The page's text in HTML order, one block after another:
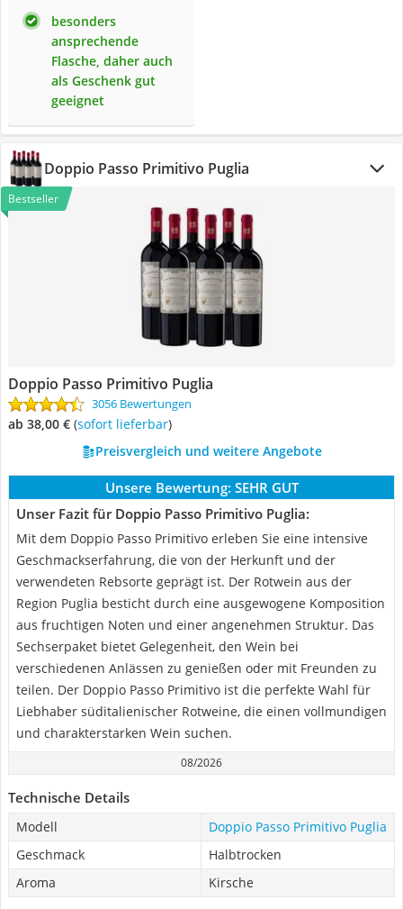
besonders
ansprechende
Flasche, daher auch
als Geschenk gut
geeignet
Doppio Passo Primitivo Puglia
Bestseller
Doppio Passo Primitivo Puglia
3056 Bewertungen
ab 38,00 € ( Sofort lieferbar)
Preisvergleich und weitere Angebote
Unsere Bewertung: SEHR GUT
Unser Fazit für Doppio Passo Primitivo Puglia:
Mit dem Doppio Passo Primitivo erleben Sie eine intensive
Geschmackserfahrung, die von der Herkunft und der
verwendeten Rebsorte geprägt ist. Der Rotwein aus der
Region Puglia besticht durch eine ausgewogene Komposition
aus fruchtigen Noten und einer angenehmen Struktur. Das
Sechserpaket bietet Gelegenheit, den Wein bei
verschiedenen Anlässen zu genießen oder mit Freunden zu
teilen. Der Doppio Passo Primitivo ist die perfekte Wahl für
Liebhaber süditalienischer Rotweine, die einen vollmundigen
und charakterstarken Wein suchen.
08/2026
Technische Details
Modell
Doppio Passo Primitivo Puglia
Geschmack
Halbtrocken
Aroma
Kirsche